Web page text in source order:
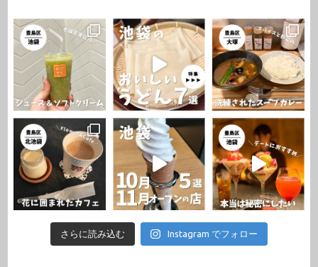
さらに読み込む Instagram でフォロー